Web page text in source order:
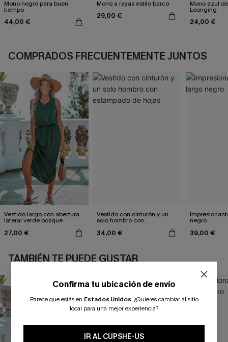
Mono negro para buen
tiempo
44,00 €
Mono a rayas estilo barco
29,00 €
Mono azul
Lounging
24,00 €
COMPRADOS FRECUENTEMENTE JUNTOS
Vestido largo con abertura
lateral verde bosque
27,00 €
Vestido con cinturón y un
solo hombro con
34,00 €
negro
39,00 €
TAMBIÉN TE PUEDE GUSTAR
Confirma tu ubicación de envío
Parece que estás en Estados Unidos. ¿Quieres cambiar al sitio
local para una mejor experiencia?
IR AL CUPSHE-US